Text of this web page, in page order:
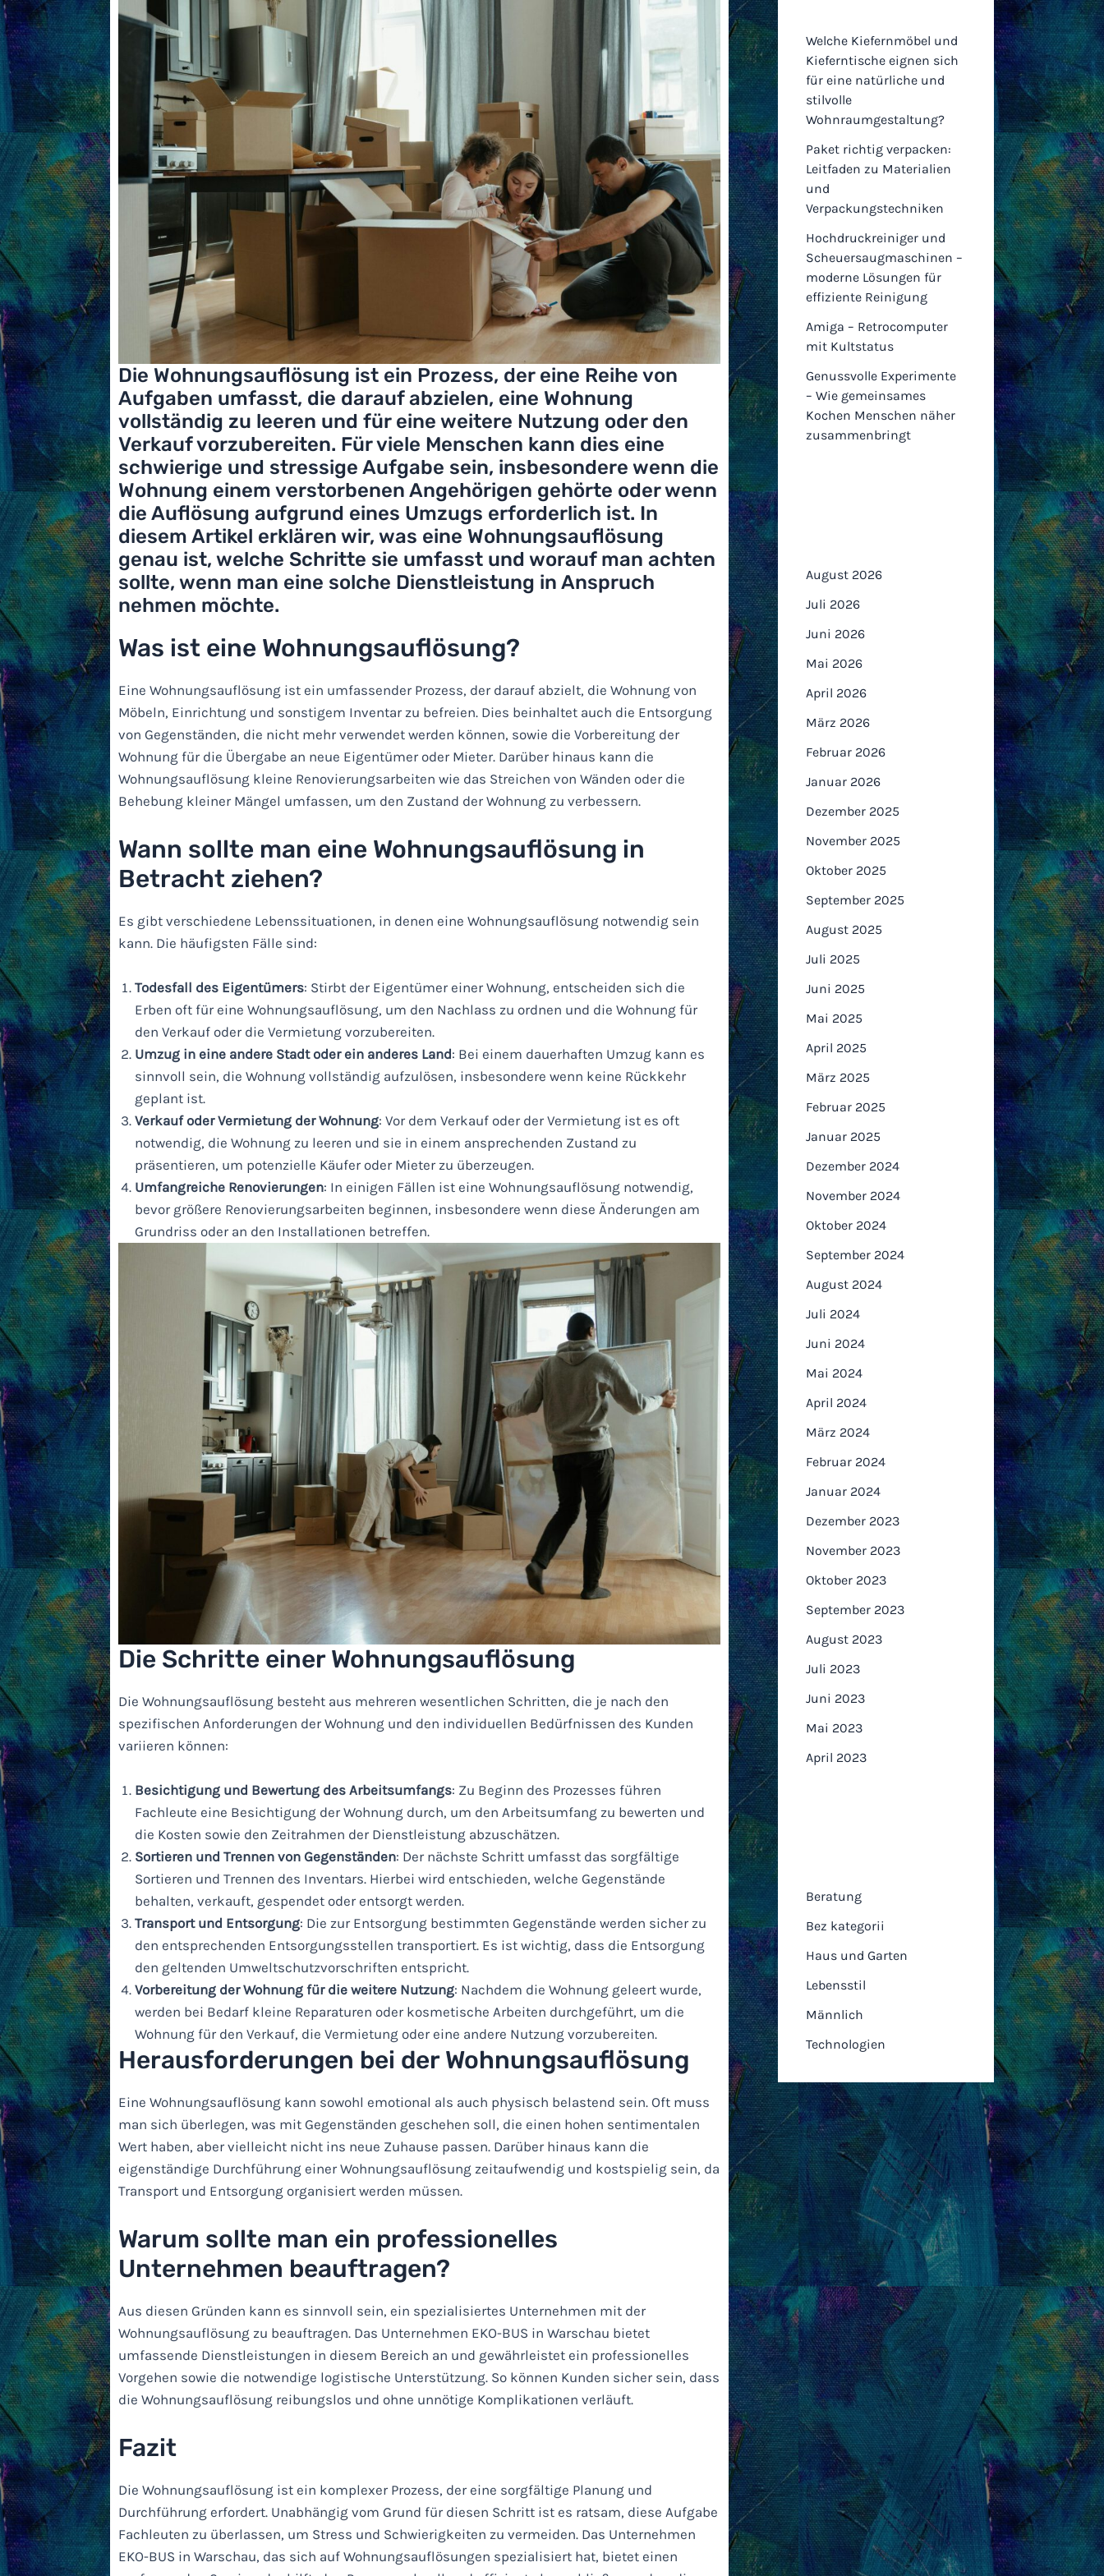
Die Wohnungsauflösung ist ein Prozess, der eine Reihe von
Aufgaben umfasst, die darauf abzielen, eine Wohnung
vollständig zu leeren und für eine weitere Nutzung oder den
Verkauf vorzubereiten. Für viele Menschen kann dies eine
schwierige und stressige Aufgabe sein, insbesondere wenn die
Wohnung einem verstorbenen Angehörigen gehörte oder wenn
die Auflösung aufgrund eines Umzugs erforderlich ist. In
diesem Artikel erklären wir, was eine Wohnungsauflösung
genau ist, welche Schritte sie umfasst und worauf man achten
sollte, wenn man eine solche Dienstleistung in Anspruch
nehmen möchte.
Was ist eine Wohnungsauflösung?
Eine Wohnungsauflösung ist ein umfassender Prozess, der darauf abzielt, die Wohnung von
Möbeln, Einrichtung und sonstigem Inventar zu befreien. Dies beinhaltet auch die Entsorgung
von Gegenständen, die nicht mehr verwendet werden können, sowie die Vorbereitung der
Wohnung für die Übergabe an neue Eigentümer oder Mieter. Darüber hinaus kann die
Wohnungsauflösung kleine Renovierungsarbeiten wie das Streichen von Wänden oder die
Behebung kleiner Mängel umfassen, um den Zustand der Wohnung zu verbessern.
Wann sollte man eine Wohnungsauflösung in
Betracht ziehen?
Es gibt verschiedene Lebenssituationen, in denen eine Wohnungsauflösung notwendig sein
kann. Die häufigsten Fälle sind:
Todesfall des Eigentümers: Stirbt der Eigentümer einer Wohnung, entscheiden sich die
Erben oft für eine Wohnungsauflösung, um den Nachlass zu ordnen und die Wohnung für
den Verkauf oder die Vermietung vorzubereiten.
Umzug in eine andere Stadt oder ein anderes Land: Bei einem dauerhaften Umzug kann es
sinnvoll sein, die Wohnung vollständig aufzulösen, insbesondere wenn keine Rückkehr
geplant ist.
Verkauf oder Vermietung der Wohnung: Vor dem Verkauf oder der Vermietung ist es oft
notwendig, die Wohnung zu leeren und sie in einem ansprechenden Zustand zu
präsentieren, um potenzielle Käufer oder Mieter zu überzeugen.
Umfangreiche Renovierungen: In einigen Fällen ist eine Wohnungsauflösung notwendig,
bevor größere Renovierungsarbeiten beginnen, insbesondere wenn diese Änderungen am
Grundriss oder an den Installationen betreffen.
Die Schritte einer Wohnungsauflösung
Die Wohnungsauflösung besteht aus mehreren wesentlichen Schritten, die je nach den
spezifischen Anforderungen der Wohnung und den individuellen Bedürfnissen des Kunden
variieren können:
Besichtigung und Bewertung des Arbeitsumfangs: Zu Beginn des Prozesses führen
Fachleute eine Besichtigung der Wohnung durch, um den Arbeitsumfang zu bewerten und
die Kosten sowie den Zeitrahmen der Dienstleistung abzuschätzen.
Sortieren und Trennen von Gegenständen: Der nächste Schritt umfasst das sorgfältige
Sortieren und Trennen des Inventars. Hierbei wird entschieden, welche Gegenstände
behalten, verkauft, gespendet oder entsorgt werden.
Transport und Entsorgung: Die zur Entsorgung bestimmten Gegenstände werden sicher zu
den entsprechenden Entsorgungsstellen transportiert. Es ist wichtig, dass die Entsorgung
den geltenden Umweltschutzvorschriften entspricht.
Vorbereitung der Wohnung für die weitere Nutzung: Nachdem die Wohnung geleert wurde,
werden bei Bedarf kleine Reparaturen oder kosmetische Arbeiten durchgeführt, um die
Wohnung für den Verkauf, die Vermietung oder eine andere Nutzung vorzubereiten.
Herausforderungen bei der Wohnungsauflösung
Eine Wohnungsauflösung kann sowohl emotional als auch physisch belastend sein. Oft muss
man sich überlegen, was mit Gegenständen geschehen soll, die einen hohen sentimentalen
Wert haben, aber vielleicht nicht ins neue Zuhause passen. Darüber hinaus kann die
eigenständige Durchführung einer Wohnungsauflösung zeitaufwendig und kostspielig sein, da
Transport und Entsorgung organisiert werden müssen.
Warum sollte man ein professionelles
Unternehmen beauftragen?
Aus diesen Gründen kann es sinnvoll sein, ein spezialisiertes Unternehmen mit der
Wohnungsauflösung zu beauftragen. Das Unternehmen EKO-BUS in Warschau bietet
umfassende Dienstleistungen in diesem Bereich an und gewährleistet ein professionelles
Vorgehen sowie die notwendige logistische Unterstützung. So können Kunden sicher sein, dass
die Wohnungsauflösung reibungslos und ohne unnötige Komplikationen verläuft.
Fazit
Die Wohnungsauflösung ist ein komplexer Prozess, der eine sorgfältige Planung und
Durchführung erfordert. Unabhängig vom Grund für diesen Schritt ist es ratsam, diese Aufgabe
Fachleuten zu überlassen, um Stress und Schwierigkeiten zu vermeiden. Das Unternehmen
EKO-BUS in Warschau, das sich auf Wohnungsauflösungen spezialisiert hat, bietet einen
Welche Kiefernmöbel und
Kieferntische eignen sich
für eine natürliche und
stilvolle
Wohnraumgestaltung?
Paket richtig verpacken:
Leitfaden zu Materialien
und
Verpackungstechniken
Hochdruckreiniger und
Scheuersaugmaschinen –
moderne Lösungen für
effiziente Reinigung
Amiga – Retrocomputer
mit Kultstatus
Genussvolle Experimente
– Wie gemeinsames
Kochen Menschen näher
zusammenbringt
August 2026
Juli 2026
Juni 2026
Mai 2026
April 2026
März 2026
Februar 2026
Januar 2026
Dezember 2025
November 2025
Oktober 2025
September 2025
August 2025
Juli 2025
Juni 2025
Mai 2025
April 2025
März 2025
Februar 2025
Januar 2025
Dezember 2024
November 2024
Oktober 2024
September 2024
August 2024
Juli 2024
Juni 2024
Mai 2024
April 2024
März 2024
Februar 2024
Januar 2024
Dezember 2023
November 2023
Oktober 2023
September 2023
August 2023
Juli 2023
Juni 2023
Mai 2023
April 2023
Beratung
Bez kategorii
Haus und Garten
Lebensstil
Männlich
Technologien